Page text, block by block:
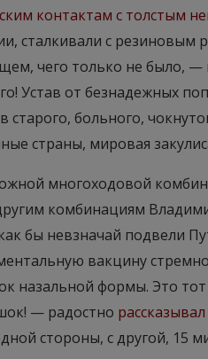
контактам с толстым
сталкивали с
чего только не было, —
Устав от безнадежных
старого, больного,
страны, мировая
многоходовой
комбинациям
бы невзначай подвели
вакцину
назальной формы. Это
— радостно
стороны, с другой, 15